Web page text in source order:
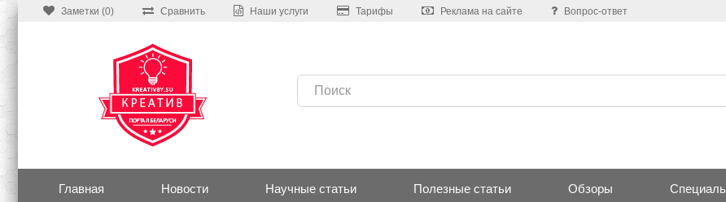
Заметки (0) Сравнить Наши услуги Тарифы Реклама на сайте Вопрос-ответ
Главная Новости Научные статьи Полезные статьи Обзоры